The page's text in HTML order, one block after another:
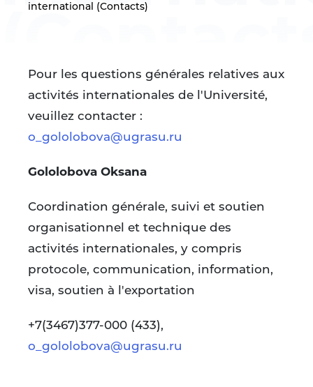
international (Contacts)
Pour les questions générales relatives aux
activités internationales de l'Université,
veuillez contacter :
o_gololobova@ugrasu.ru
Gololobova Oksana
Coordination générale, suivi et soutien
organisationnel et technique des
activités internationales, y compris
protocole, communication, information,
visa, soutien à l'exportation
+7(3467)377-000 (433),
o_gololobova@ugrasu.ru